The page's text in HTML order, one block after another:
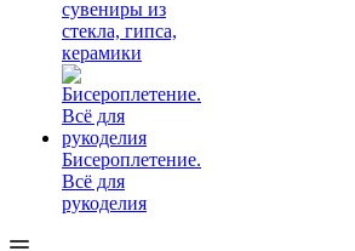
сувениры из
стекла, гипса,
керамики
Бисероплетение.
Всё для
рукоделия